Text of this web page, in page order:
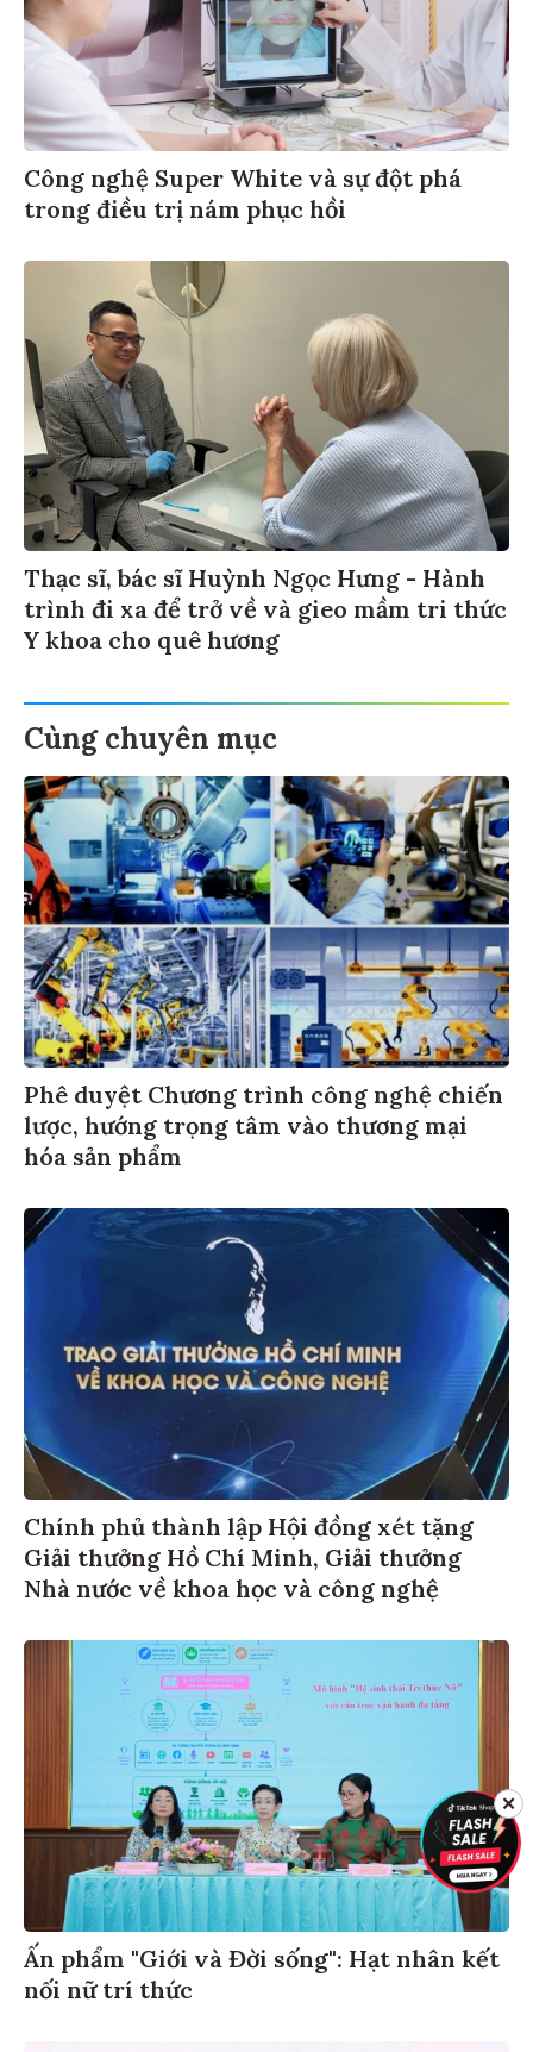
Công nghệ Super White và sự đột phá
trong điều trị nám phục hồi
Thạc sĩ, bác sĩ Huỳnh Ngọc Hưng - Hành
trình đi xa để trở về và gieo mầm tri thức
Y khoa cho quê hương
Cùng chuyên mục
Phê duyệt Chương trình công nghệ chiến
lược, hướng trọng tâm vào thương mại
hóa sản phẩm
Chính phủ thành lập Hội đồng xét tặng
Giải thưởng Hồ Chí Minh, Giải thưởng
Nhà nước về khoa học và công nghệ
Ấn phẩm "Giới và Đời sống": Hạt nhân kết
nối nữ trí thức
✕